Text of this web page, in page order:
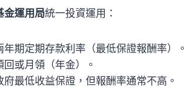
金運用局統一投資運用：
期定期存款利率（最低保證報酬率）。
或月領（年金）。
最低收益保證，但報酬率通常不高。